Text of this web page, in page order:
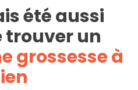
été aussi
trouver un
grossesse à